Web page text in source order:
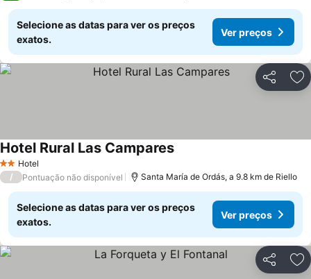
Selecione as datas para ver os preços
exatos.
Ver preços
Partilhar
2 Estrelas
Hotel
Hotel Rural Las CamparesVer preços
/ Pontuação não disponível Santa María de Ordás, a 9.8 km de Riello
Selecione as datas para ver os preços
exatos.
Ver preços
Partilhar